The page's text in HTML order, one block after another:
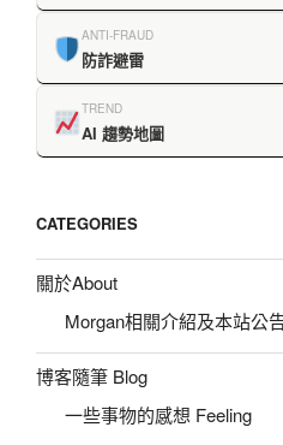
ANTI-FRAUD
防詐避雷
TREND
AI 趨勢地圖
CATEGORIES
關於About
Morgan相關介紹及本站公
博客隨筆 Blog
一些事物的感想 Feeling